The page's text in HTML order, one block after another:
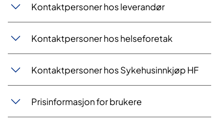
Kontaktpersoner hos leverandør
Kontaktpersoner hos helseforetak
Kontaktpersoner hos Sykehusinnkjøp HF
Prisinformasjon for brukere